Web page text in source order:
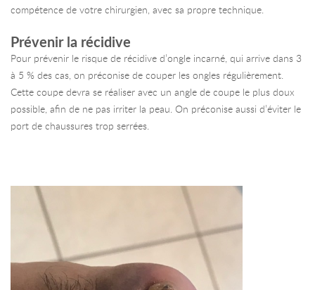
compétence de votre chirurgien, avec sa propre technique.
Prévenir la récidive
Pour prévenir le risque de récidive d’ongle incarné, qui arrive dans 3
à 5 % des cas, on préconise de couper les ongles régulièrement.
Cette coupe devra se réaliser avec un angle de coupe le plus doux
possible, afin de ne pas irriter la peau. On préconise aussi d’éviter le
port de chaussures trop serrées.